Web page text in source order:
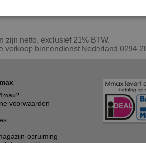
zijn netto, exclusief 21% BTW.
verkoop binnendienst Nederland 0294
voorwaarden
opruiming